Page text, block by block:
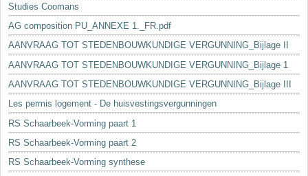
Studies Coomans
AG composition PU_ANNEXE 1._FR.pdf
AANVRAAG TOT STEDENBOUWKUNDIGE VERGUNNING_Bijlage II
AANVRAAG TOT STEDENBOUWKUNDIGE VERGUNNING_Bijlage 1
AANVRAAG TOT STEDENBOUWKUNDIGE VERGUNNING_Bijlage III
Les permis logement - De huisvestingsvergunningen
RS Schaarbeek-Vorming paart 1
RS Schaarbeek-Vorming paart 2
RS Schaarbeek-Vorming synthese